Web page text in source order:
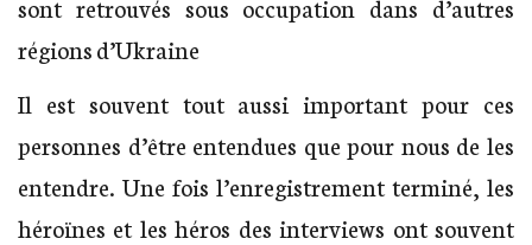
sont retrouvés sous occupation dans d’autres
régions d’Ukraine
Il est souvent tout aussi important pour ces
personnes d’être entendues que pour nous de les
entendre. Une fois l’enregistrement terminé, les
héroïnes et les héros des interviews ont souvent